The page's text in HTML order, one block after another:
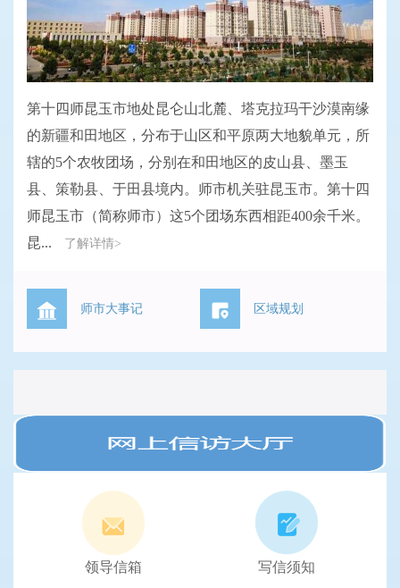
第十四师昆玉市地处昆仑山北麓、塔克拉玛干沙漠南缘
的新疆和田地区，分布于山区和平原两大地貌单元，所
辖的5个农牧团场，分别在和田地区的皮山县、墨玉
县、策勒县、于田县境内。师市机关驻昆玉市。第十四
师昆玉市（简称师市）这5个团场东西相距400余千米。
昆...
了解详情>
师市大事记 区域规划
领导信箱 写信须知